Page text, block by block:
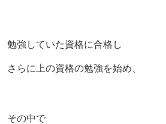
勉強していた資格に合格し
さらに上の資格の勉強を始め、
その中で